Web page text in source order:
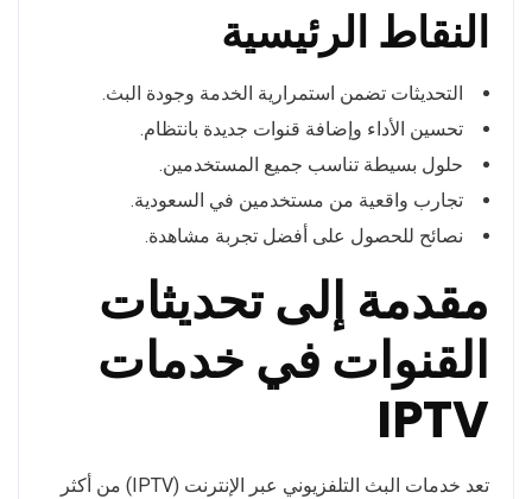
النقاط الرئيسية
التحديثات تضمن استمرارية الخدمة وجودة البث.
تحسين الأداء وإضافة قنوات جديدة بانتظام.
حلول بسيطة تناسب جميع المستخدمين.
تجارب واقعية من مستخدمين في السعودية.
نصائح للحصول على أفضل تجربة مشاهدة.
مقدمة إلى تحديثات
القنوات في خدمات
IPTV
تعد خدمات البث التلفزيوني عبر الإنترنت (IPTV) من أكثر